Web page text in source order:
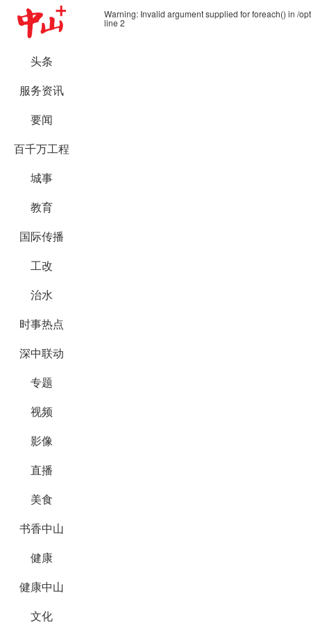
头条
服务资讯
要闻
百千万工程
城事
教育
国际传播
工改
治水
时事热点
深中联动
专题
视频
影像
直播
美食
书香中山
健康
健康中山
文化
Warning: Invalid argument supplied for foreach() in /
line 2